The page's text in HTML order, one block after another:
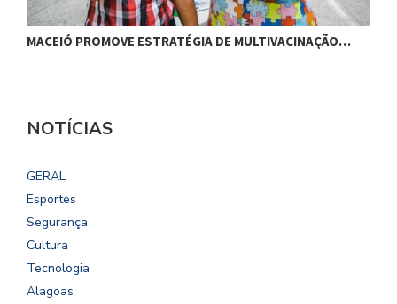
MACEIÓ PROMOVE ESTRATÉGIA DE MULTIVACINAÇÃO…
NOTÍCIAS
GERAL
Esportes
Segurança
Cultura
Tecnologia
Alagoas